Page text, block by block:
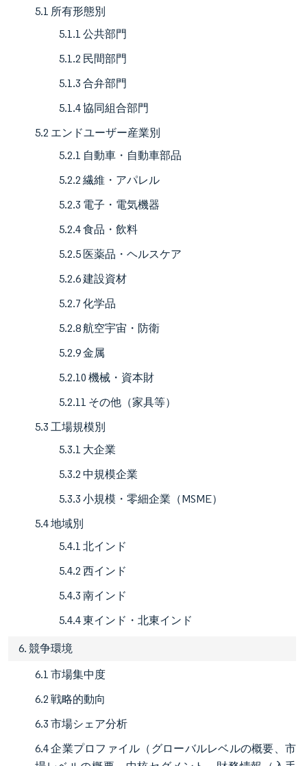
5.1 所有形態別
5.1.1 公共部門
5.1.2 民間部門
5.1.3 合弁部門
5.1.4 協同組合部門
5.2 エンドユーザー産業別
5.2.1 自動車・自動車部品
5.2.2 繊維・アパレル
5.2.3 電子・電気機器
5.2.4 食品・飲料
5.2.5 医薬品・ヘルスケア
5.2.6 建設資材
5.2.7 化学品
5.2.8 航空宇宙・防衛
5.2.9 金属
5.2.10 機械・資本財
5.2.11 その他（家具等）
5.3 工場規模別
5.3.1 大企業
5.3.2 中規模企業
5.3.3 小規模・零細企業（MSME）
5.4 地域別
5.4.1 北インド
5.4.2 西インド
5.4.3 南インド
5.4.4 東インド・北東インド
6. 競争環境
6.1 市場集中度
6.2 戦略的動向
6.3 市場シェア分析
6.4 企業プロファイル（グローバルレベルの概要、市